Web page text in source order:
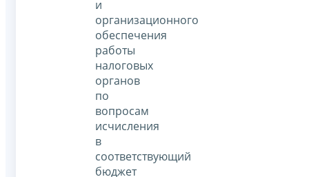
и
организационного
обеспечения
работы
налоговых
органов
по
вопросам
исчисления
в
соответствующий
бюджет